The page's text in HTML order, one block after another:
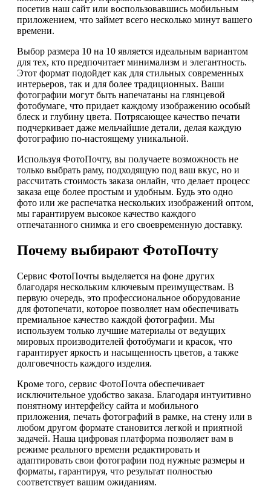
посетив наш сайт или воспользовавшись мобильным
приложением, что займет всего несколько минут вашего
времени.
Выбор размера 10 на 10 является идеальным вариантом
для тех, кто предпочитает минимализм и элегантность.
Этот формат подойдет как для стильных современных
интерьеров, так и для более традиционных. Ваши
фотографии могут быть напечатаны на глянцевой
фотобумаге, что придает каждому изображению особый
блеск и глубину цвета. Потрясающее качество печати
подчеркивает даже мельчайшие детали, делая каждую
фотографию по-настоящему уникальной.
Используя ФотоПочту, вы получаете возможность не
только выбрать раму, подходящую под ваш вкус, но и
рассчитать стоимость заказа онлайн, что делает процесс
заказа еще более простым и удобным. Будь это одно
фото или же распечатка нескольких изображений оптом,
мы гарантируем высокое качество каждого
отпечатанного снимка и его своевременную доставку.
Почему выбирают ФотоПочту
Сервис ФотоПочты выделяется на фоне других
благодаря нескольким ключевым преимуществам. В
первую очередь, это профессиональное оборудование
для фотопечати, которое позволяет нам обеспечивать
премиальное качество каждой фотографии. Мы
используем только лучшие материалы от ведущих
мировых производителей фотобумаги и красок, что
гарантирует яркость и насыщенность цветов, а также
долговечность каждого изделия.
Кроме того, сервис ФотоПочта обеспечивает
исключительное удобство заказа. Благодаря интуитивно
понятному интерфейсу сайта и мобильного
приложения, печать фотографий в рамке, на стену или в
любом другом формате становится легкой и приятной
задачей. Наша цифровая платформа позволяет вам в
режиме реального времени редактировать и
адаптировать свои фотографии под нужные размеры и
форматы, гарантируя, что результат полностью
соответствует вашим ожиданиям.